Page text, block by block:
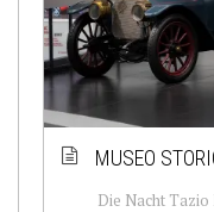
MUSEO
Die Nacht